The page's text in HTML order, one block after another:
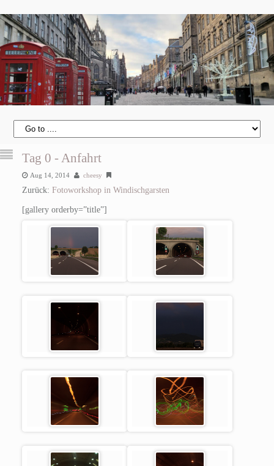
Tag 0 - Anfahrt
Aug 14, 2014 cheesy
Zurück: Fotoworkshop in Windischgarsten
[gallery orderby=”title”]